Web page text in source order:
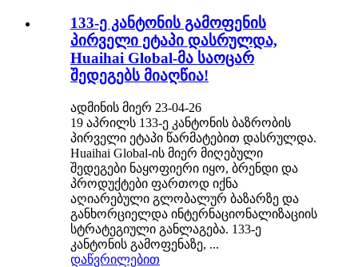
133-ე კანტონის გამოფენის
პირველი ეტაპი დასრულდა,
Huaihai Global-მა საოცარ
შედეგებს მიაღწია!
ადმინის მიერ 23-04-26
19 აპრილს 133-ე კანტონის ბაზრობის
პირველი ეტაპი წარმატებით დასრულდა.
Huaihai Global-ის მიერ მიღებული
შედეგები ნაყოფიერი იყო, ბრენდი და
პროდუქტები ფართოდ იქნა
აღიარებული გლობალურ ბაზარზე და
განხორციელდა ინტერნაციონალიზაციის
სტრატეგიული განლაგება. 133-ე
კანტონის გამოფენაზე, ...
დაწვრილებით